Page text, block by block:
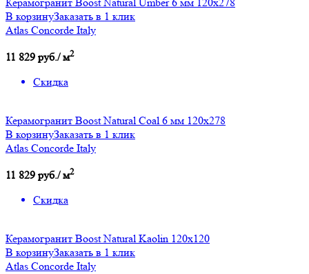
В корзинуЗаказать в 1 клик
Atlas Concorde Italy
11 829 руб./ м2
Скидка
Керамогранит Boost Natural Coal 6 мм 120x278
В корзинуЗаказать в 1 клик
Atlas Concorde Italy
11 829 руб./ м2
Скидка
Керамогранит Boost Natural Kaolin 120х120
В корзинуЗаказать в 1 клик
Atlas Concorde Italy